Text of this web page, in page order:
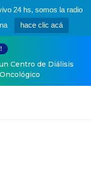
24 hs, somos la radio
hace clic acá
Diálisis
Ángel de